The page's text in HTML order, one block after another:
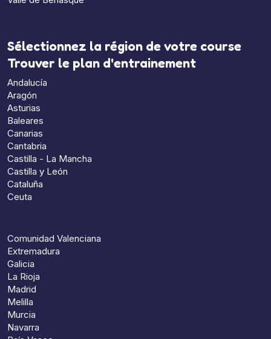
Sélectionnez la région de votre course
Trouver le plan d'entrainement
Andalucía
Aragón
Asturias
Baleares
Canarias
Cantabria
Castilla - La Mancha
Castilla y León
Cataluña
Ceuta
Comunidad Valenciana
Extremadura
Galicia
La Rioja
Madrid
Melilla
Murcia
Navarra